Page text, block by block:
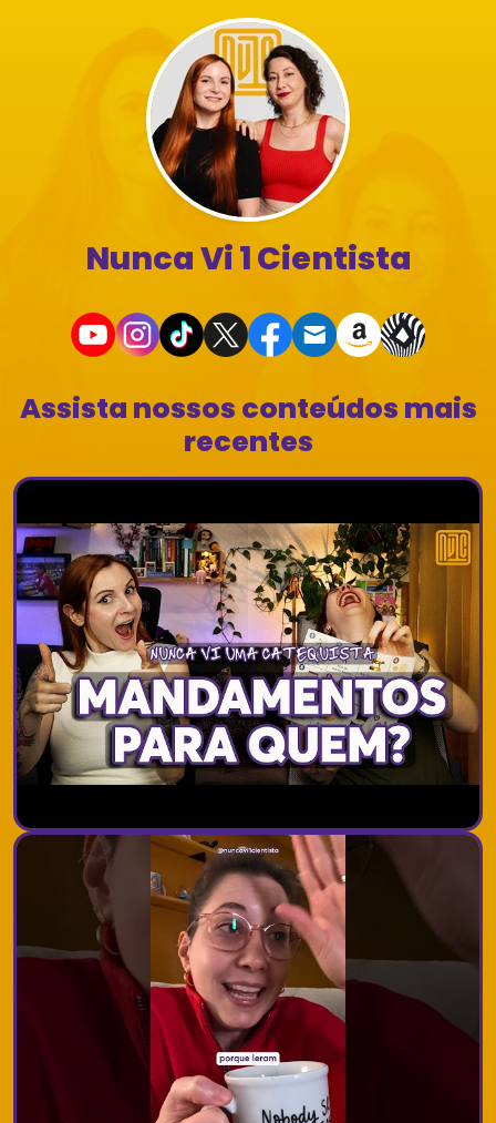
Nunca Vi 1 Cientista
Assista nossos conteúdos mais
recentes